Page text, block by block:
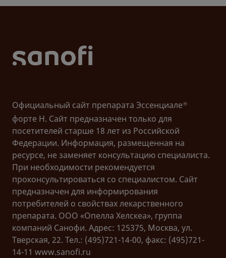
https://www.who.int/news-room/fact-
sheets/detail/hepatitis-e
https://www.ecdc.europa.eu/en/hepatitis-e/facts
(дата обращения: 07.11.2023).
5. British Liver Trust. Hepatitis E. — URL:
https://britishlivertrust.org.uk/information-and-
support/liver-conditions/hepatitis-e/
обращения: 07.11.2023).
MAT-RU-2303929-2.0-04/2024
Официальный сайт препарата Эссенциале®
форте Н. Сайт предназначен только для
посетителей старше 18 лет из Российской
Федерации. Информация, размещенная на
ресурсе, не заменяет консультацию специалиста.
При необходимости рекомендуется
проконсультироваться со специалистом. Сайт
предназначен для информирования
потребителей о свойствах лекарственного
препарата. ООО «Опелла Хелскеа», группа
компаний Санофи. Адрес: 125375, Москва, ул.
Тверская, 22. Тел.: (495)721-14-00, факс: (495)721-
14-11 www.sanofi.ru